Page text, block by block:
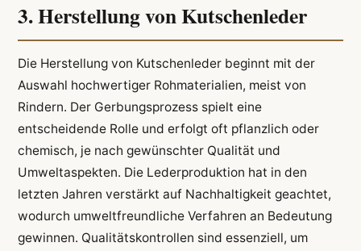
3. Herstellung von Kutschenleder
Die Herstellung von Kutschenleder beginnt mit der
Auswahl hochwertiger Rohmaterialien, meist von
Rindern. Der Gerbungsprozess spielt eine
entscheidende Rolle und erfolgt oft pflanzlich oder
chemisch, je nach gewünschter Qualität und
Umweltaspekten. Die Lederproduktion hat in den
letzten Jahren verstärkt auf Nachhaltigkeit geachtet,
wodurch umweltfreundliche Verfahren an Bedeutung
gewinnen. Qualitätskontrollen sind essenziell, um